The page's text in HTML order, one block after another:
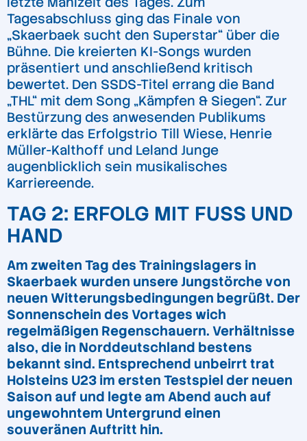
Tagesabschluss ging das Finale von
„Skaerbaek sucht den Superstar“ über die
Bühne. Die kreierten KI-Songs wurden
präsentiert und anschließend kritisch
bewertet. Den SSDS-Titel errang die Band
„THL“ mit dem Song „Kämpfen & Siegen“. Zur
Bestürzung des anwesenden Publikums
erklärte das Erfolgstrio Till Wiese, Henrie
Müller-Kalthoff und Leland Junge
augenblicklich sein musikalisches
Karriereende.
TAG 2: ERFOLG MIT FUSS UND H
AND
Am zweiten Tag des Trainingslagers in
Skaerbaek wurden unsere Jungstörche von
neuen Witterungsbedingungen begrüßt. Der
Sonnenschein des Vortages wich
regelmäßigen Regenschauern. Verhältnisse
also, die in Norddeutschland bestens
bekannt sind. Entsprechend unbeirrt trat
Holsteins U23 im ersten Testspiel der neuen
Saison auf und legte am Abend auch auf
ungewohntem Untergrund einen
souveränen Auftritt hin.